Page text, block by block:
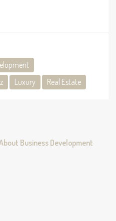
Luxury Real Estate
Business Development